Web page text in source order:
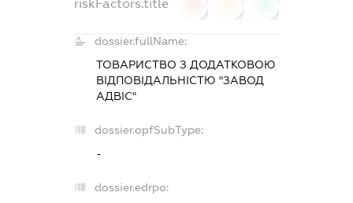
riskFactors.title
dossier.fullName:
ТОВАРИСТВО З ДОДАТКОВОЮ
ВІДПОВІДАЛЬНІСТЮ "ЗАВОД
АДВІС"
dossier.opfSubType:
-
dossier.edrpo: